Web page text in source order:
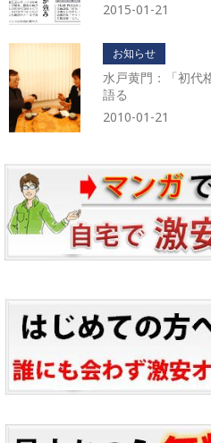
2015-01-21
お知らせ
水戸黄門：「初代
語る
2010-01-21